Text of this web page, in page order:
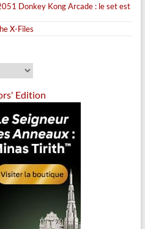
Donkey Kong Arcade : le set est
X-Files